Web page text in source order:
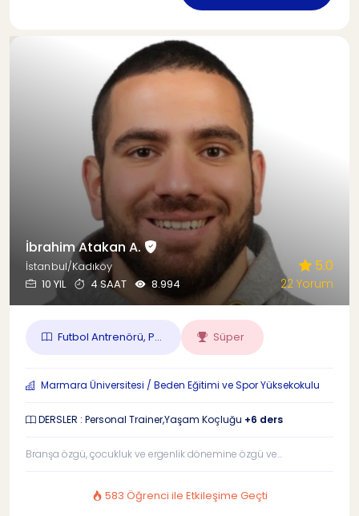
İbrahim Atakan A.
İstanbul/Kadıköy
10 YIL
4 SAAT 8.994
5.0
22 Yorum
Futbol Antrenörü, P... Süper
Marmara Üniversitesi / Beden Eğitimi ve Spor Yüksekokulu
DERSLER : Personal Trainer,Yaşam Koçluğu +6 ders
Branşa özgü, çocukluk ve ergenlik dönemine özgü ve...
583 Öğrenci ile Etkileşime Geçti